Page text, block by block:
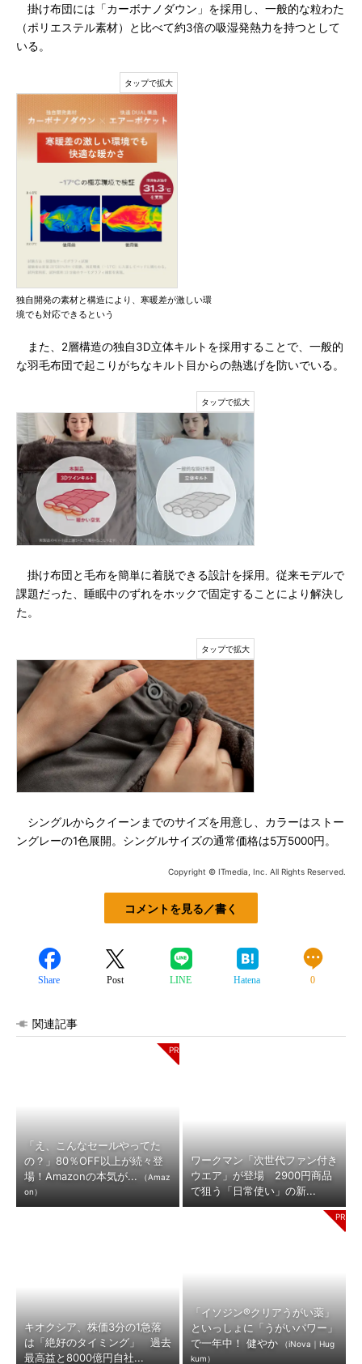
掛け布団には「カーボナノダウン」を採用し、一般的な粒わた
（ポリエステル素材）と比べて約3倍の吸湿発熱力を持つとして
いる。
独自開発の素材と構造により、寒暖差が激しい環
境でも対応できるという
また、2層構造の独自3D立体キルトを採用することで、一般的
な羽毛布団で起こりがちなキルト目からの熱逃げを防いでいる。
掛け布団と毛布を簡単に着脱できる設計を採用。従来モデルで
課題だった、睡眠中のずれをホックで固定することにより解決し
た。
シングルからクイーンまでのサイズを用意し、カラーはストー
ングレーの1色展開。シングルサイズの通常価格は5万5000円。
Copyright © ITmedia, Inc. All Rights Reserved.
コメントを見る／書く
Share Post LINE Hatena 0
関連記事
「え、こんなセールやってた
の？」80％OFF以上が続々登
場！Amazonの本気が...
（Amaz
on）
ワークマン「次世代ファン付き
ウエア」が登場 2900円商品
で狙う「日常使い」の新...
キオクシア、株価3分の1急落
は「絶好のタイミング」 過去
最高益と8000億円自社...
「イソジン®クリアうがい薬」
といっしょに「うがいパワー」
で一年中！ 健やか
（iNova｜Hug
kum）